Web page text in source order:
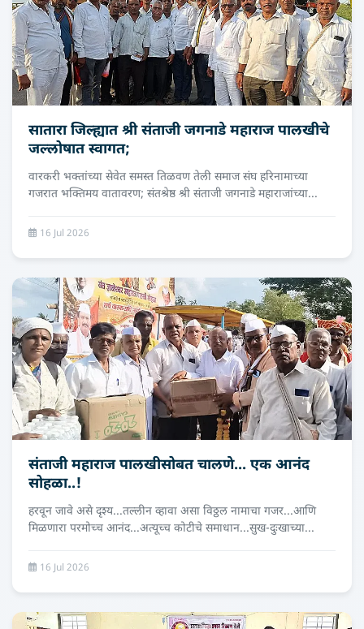
सातारा जिल्ह्यात श्री संताजी जगनाडे महाराज पालखीचे
जल्लोषात स्वागत;
वारकरी भक्तांच्या सेवेत समस्त तिळवण तेली समाज संघ हरिनामाच्या
गजरात भक्तिमय वातावरण; संतश्रेष्ठ श्री संताजी जगनाडे महाराजांच्या...
16 Jul 2026
संताजी महाराज पालखीसोबत चालणे... एक आनंद
सोहळा..!
हरवून जावे असे दृश्य...तल्लीन व्हावा असा विठ्ठल नामाचा गजर...आणि
मिळणारा परमोच्च आनंद...अत्यूच्च कोटीचे समाधान...सुख-दुःखाच्या...
16 Jul 2026